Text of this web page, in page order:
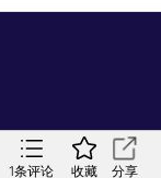
1条评论 收藏 分享